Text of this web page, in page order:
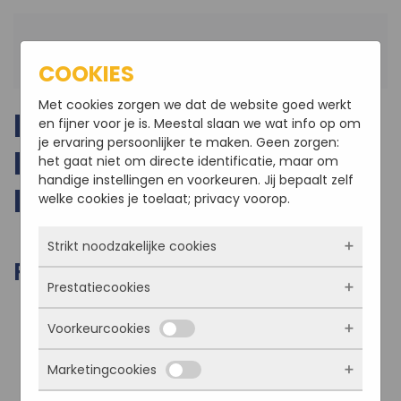
NIEUWBOUW PREFAB
BUNGALOW TE
ROOSENDAAL
FOTO'S VAN HET PROJECT
COOKIES
Met cookies zorgen we dat de website goed werkt
en fijner voor je is. Meestal slaan we wat info op om
je ervaring persoonlijker te maken. Geen zorgen:
het gaat niet om directe identificatie, maar om
handige instellingen en voorkeuren. Jij bepaalt zelf
welke cookies je toelaat; privacy voorop.
Strikt noodzakelijke cookies
Deze cookies zorgen ervoor dat de website
überhaupt werkt. Ze zijn dus altijd actief en
kunnen niet worden uitgezet. Meestal worden
ze alleen geplaatst als jij iets doet, zoals
inloggen, een formulier invullen of je
privacyvoorkeuren opslaan. Je kunt je browser
Prestatiecookies
Met deze cookies zien we hoe vaak onze site
bezocht wordt, waar bezoekers vandaan
komen en welke pagina’s populair zijn. Zo
kunnen we de website blijven verbeteren.
Voorkeurcookies
Deze cookies onthouden jouw voorkeuren.
Bijvoorbeeld taalkeuze of ingevulde gegevens.
Marketingcookies